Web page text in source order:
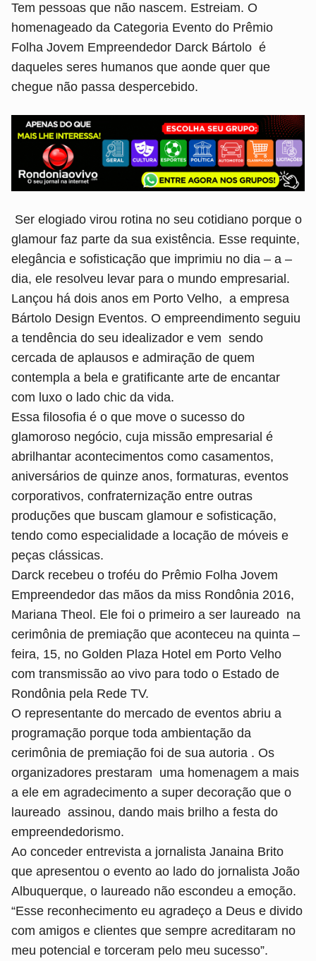
Tem pessoas que não nascem. Estreiam. O
homenageado da Categoria Evento do Prêmio
Folha Jovem Empreendedor Darck Bártolo é
daqueles seres humanos que aonde quer que
chegue não passa despercebido.
Ser elogiado virou rotina no seu cotidiano porque o
glamour faz parte da sua existência. Esse requinte,
elegância e sofisticação que imprimiu no dia – a –
dia, ele resolveu levar para o mundo empresarial.
Lançou há dois anos em Porto Velho, a empresa
Bártolo Design Eventos. O empreendimento seguiu
a tendência do seu idealizador e vem sendo
cercada de aplausos e admiração de quem
contempla a bela e gratificante arte de encantar
com luxo o lado chic da vida.
Essa filosofia é o que move o sucesso do
glamoroso negócio, cuja missão empresarial é
abrilhantar acontecimentos como casamentos,
aniversários de quinze anos, formaturas, eventos
corporativos, confraternização entre outras
produções que buscam glamour e sofisticação,
tendo como especialidade a locação de móveis e
peças clássicas.
Darck recebeu o troféu do Prêmio Folha Jovem
Empreendedor das mãos da miss Rondônia 2016,
Mariana Theol. Ele foi o primeiro a ser laureado na
cerimônia de premiação que aconteceu na quinta –
feira, 15, no Golden Plaza Hotel em Porto Velho
com transmissão ao vivo para todo o Estado de
Rondônia pela Rede TV.
O representante do mercado de eventos abriu a
programação porque toda ambientação da
cerimônia de premiação foi de sua autoria . Os
organizadores prestaram uma homenagem a mais
a ele em agradecimento a super decoração que o
laureado assinou, dando mais brilho a festa do
empreendedorismo.
Ao conceder entrevista a jornalista Janaina Brito
que apresentou o evento ao lado do jornalista João
Albuquerque, o laureado não escondeu a emoção.
“Esse reconhecimento eu agradeço a Deus e divido
com amigos e clientes que sempre acreditaram no
meu potencial e torceram pelo meu sucesso”.